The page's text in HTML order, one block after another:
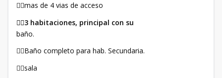
👉🏼mas de 4 vias de acceso
👉🏼3 habitaciones, principal con su
baño.
👉🏼Baño completo para hab. Secundaria.
👉🏼sala